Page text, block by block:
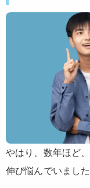
やはり、数年ほど
伸び悩んでいました